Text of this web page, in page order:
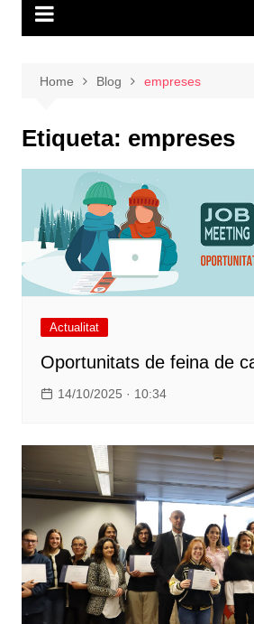
Home Blog empreses
Etiqueta: empreses
Actualitat
Oportunitats de feina de
14/10/2025 · 10:34